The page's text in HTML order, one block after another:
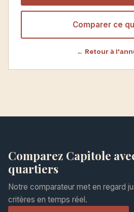
Comparer ce
← Retour à
Comparez Capitole
quartiers
Notre comparateur met en regard
critères en temps réel.